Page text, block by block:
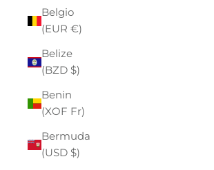
Belgio
(EUR €)
Belize
(BZD $)
Benin
(XOF Fr)
Bermuda
(USD $)